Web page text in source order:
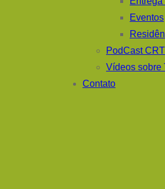
Eventos
PodCast CRT
Vídeos sobre
Contato